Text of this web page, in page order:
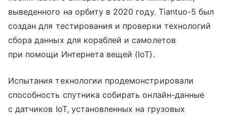
выведенного на орбиту в 2020 году. Tiantuo-5 был
создан для тестирования и проверки технологий
сбора данных для кораблей и самолетов
при помощи Интернета вещей (IoT).
Испытания технологии продемонстрировали
способность спутника собирать онлайн-данные
с датчиков IoT, установленных на грузовых